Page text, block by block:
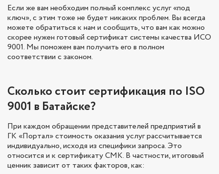
Если же вам необходим полный комплекс услуг «под
ключ», с этим тоже не будет никаких проблем. Вы всегда
можете обратиться к нам и сообщить, что вам как можно
скорее нужен готовый сертификат системы качества ИСО
9001. Мы поможем вам получить его в полном
соответствии с законом.
Сколько стоит сертификация по ISO
9001 в Батайске?
При каждом обращении представителей предприятий в
ГК «Портал» стоимость оказания услуг рассчитывается
индивидуально, исходя из специфики запроса. Это
относится и к сертификату СМК. В частности, итоговый
ценник зависит от таких факторов, как: